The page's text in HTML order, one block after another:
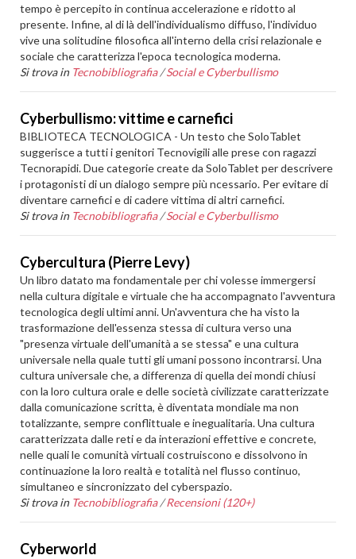
tempo è percepito in continua accelerazione e ridotto al
presente. Infine, al di là dell'individualismo diffuso, l'individuo
vive una solitudine filosofica all'interno della crisi relazionale e
sociale che caratterizza l'epoca tecnologica moderna.
Si trova in Tecnobibliografia /Social e Cyberbullismo
Cyberbullismo: vittime e carnefici
BIBLIOTECA TECNOLOGICA - Un testo che SoloTablet
suggerisce a tutti i genitori Tecnovigili alle prese con ragazzi
Tecnorapidi. Due categorie create da SoloTablet per descrivere
i protagonisti di un dialogo sempre più ncessario. Per evitare di
diventare carnefici e di cadere vittima di altri carnefici.
Si trova in Tecnobibliografia /Social e Cyberbullismo
Cybercultura (Pierre Levy)
Un libro datato ma fondamentale per chi volesse immergersi
nella cultura digitale e virtuale che ha accompagnato l'avventura
tecnologica degli ultimi anni. Un'avventura che ha visto la
trasformazione dell'essenza stessa di cultura verso una
"presenza virtuale dell'umanità a se stessa" e una cultura
universale nella quale tutti gli umani possono incontrarsi. Una
cultura universale che, a differenza di quella dei mondi chiusi
con la loro cultura orale e delle società civilizzate caratterizzate
dalla comunicazione scritta, è diventata mondiale ma non
totalizzante, sempre conflittuale e inegualitaria. Una cultura
caratterizzata dalle reti e da interazioni effettive e concrete,
nelle quali le comunità virtuali costruiscono e dissolvono in
continuazione la loro realtà e totalità nel flusso continuo,
simultaneo e sincronizzato del cyberspazio.
Si trova in Tecnobibliografia /Recensioni (120+)
Cyberworld